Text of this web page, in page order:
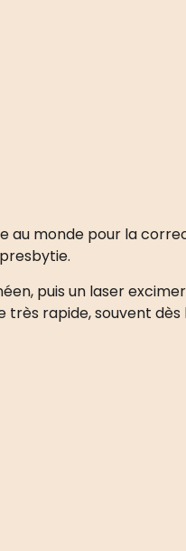
au monde pour la
puis un laser
rapide, souvent dès